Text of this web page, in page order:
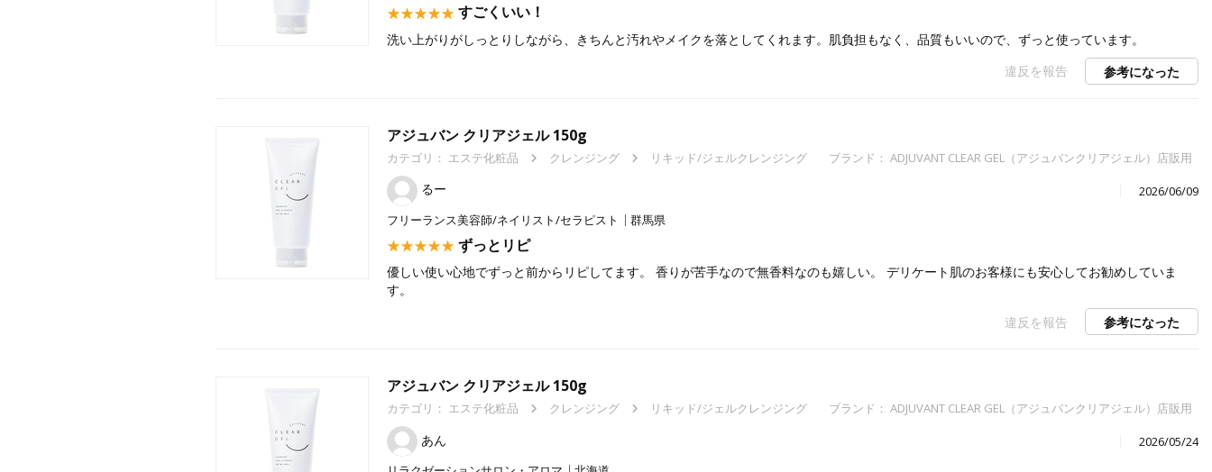
すごくいい！
洗い上がりがしっとりしながら、きちんと汚れやメイクを落としてくれます。肌負担もなく、品質もいいので、ずっと使っています。
違反を報告
参考になった
アジュバン クリアジェル 150g
カテゴリ： エステ化粧品 クレンジング リキッド/ジェルクレンジング ブランド： ADJUVANT CLEAR GEL（アジュバンクリアジェル）店販用
るー
2026/06/09
フリーランス美容師/ネイリスト/セラピスト
群馬県
ずっとリピ
優しい使い心地でずっと前からリピしてます。 香りが苦手なので無香料なのも嬉しい。 デリケート肌のお客様にも安心してお勧めしていま
す。
違反を報告
参考になった
アジュバン クリアジェル 150g
カテゴリ： エステ化粧品 クレンジング リキッド/ジェルクレンジング ブランド： ADJUVANT CLEAR GEL（アジュバンクリアジェル）店販用
あん
2026/05/24